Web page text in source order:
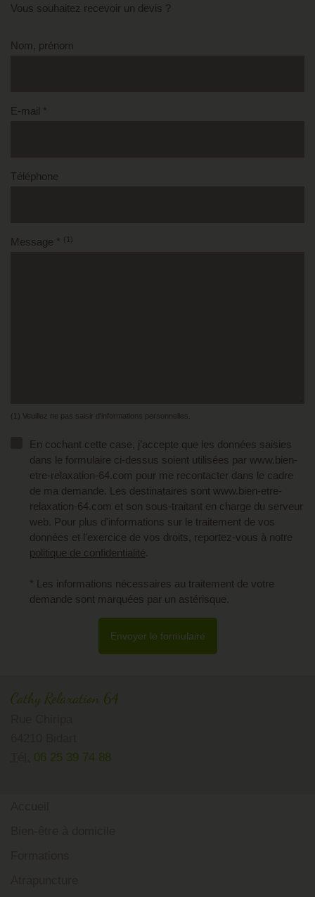
Vous souhaitez recevoir un devis ?
Nom, prénom
E-mail *
Téléphone
Message * (1)
(1) Veuillez ne pas saisir d'informations personnelles.
En cochant cette case, j’accepte que les données saisies
dans le formulaire ci-dessus soient utilisées par www.bien-
etre-relaxation-64.com pour me recontacter dans le cadre
de ma demande. Les destinataires sont www.bien-etre-
relaxation-64.com et son sous-traitant en charge du serveur
web. Pour plus d'informations sur le traitement de vos
données et l'exercice de vos droits, reportez-vous à notre
politique de confidentialité.
* Les informations nécessaires au traitement de votre
demande sont marquées par un astérisque.
Envoyer le formulaire
Cathy Relaxation 64
06 25 39 74 88